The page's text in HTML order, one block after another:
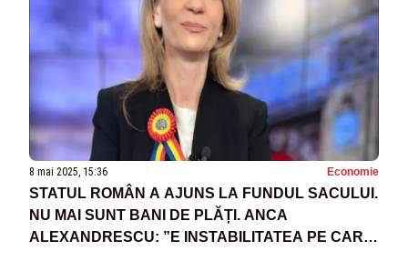
8 mai 2025, 15:36 Economie
STATUL ROMÂN A AJUNS LA FUNDUL SACULUI.
NU MAI SUNT BANI DE PLĂȚI. ANCA
ALEXANDRESCU: ”E INSTABILITATEA PE CARE